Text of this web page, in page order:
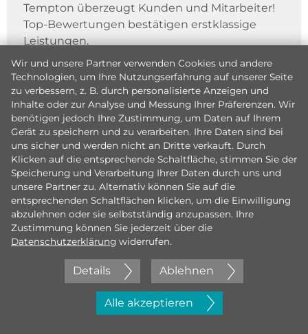
Tempton überzeugt Kunden und Mitarbeiter!
Top-Bewertungen bestätigen erstklassige
Leistungen.
Jetzt initiativ bewerben
Wir und unsere Partner verwenden Cookies und andere
Technologien, um Ihre Nutzungserfahrung auf unserer Seite
zu verbessern, z. B. durch personalisierte Anzeigen und
Inhalte oder zur Analyse und Messung Ihrer Präferenzen. Wir
benötigen jedoch Ihre Zustimmung, um Daten auf Ihrem
Gerät zu speichern und zu verarbeiten. Ihre Daten sind bei
uns sicher und werden nicht an Dritte verkauft. Durch
Klicken auf die entsprechende Schaltfläche, stimmen Sie der
Speicherung und Verarbeitung Ihrer Daten durch uns und
unsere Partner zu. Alternativ können Sie auf die
entsprechenden Schaltflächen klicken, um die Einwilligung
abzulehnen oder sie selbstständig anzupassen. Ihre
Zustimmung können Sie jederzeit über die
Datenschutzerklärung widerrufen.
Details Ablehnen
Alle akzeptieren